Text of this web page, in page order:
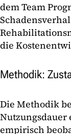
dem Team
die
Methodik:
Die Methodik
empirisch